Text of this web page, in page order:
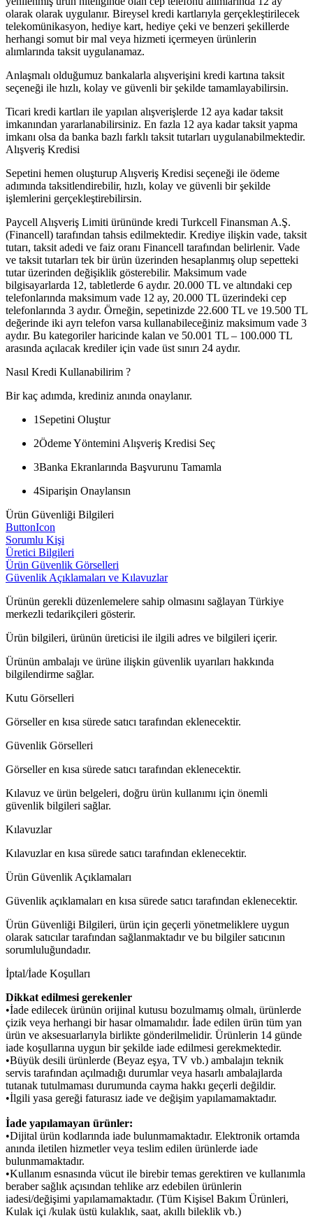
olarak olarak uygulanır. Bireysel kredi kartlarıyla gerçekleştirilecek
telekomünikasyon, hediye kart, hediye çeki ve benzeri şekillerde
herhangi somut bir mal veya hizmeti içermeyen ürünlerin
alımlarında taksit uygulanamaz.
Anlaşmalı olduğumuz bankalarla alışverişini kredi kartına taksit
seçeneği ile hızlı, kolay ve güvenli bir şekilde tamamlayabilirsin.
Ticari kredi kartları ile yapılan alışverişlerde 12 aya kadar taksit
imkanından yararlanabilirsiniz. En fazla 12 aya kadar taksit yapma
imkanı olsa da banka bazlı farklı taksit tutarları uygulanabilmektedir.
Alışveriş Kredisi
Sepetini hemen oluşturup Alışveriş Kredisi seçeneği ile ödeme
adımında taksitlendirebilir, hızlı, kolay ve güvenli bir şekilde
işlemlerini gerçekleştirebilirsin.
Paycell Alışveriş Limiti ürününde kredi Turkcell Finansman A.Ş.
(Financell) tarafından tahsis edilmektedir. Krediye ilişkin vade, taksit
tutarı, taksit adedi ve faiz oranı Financell tarafından belirlenir. Vade
ve taksit tutarları tek bir ürün üzerinden hesaplanmış olup sepetteki
tutar üzerinden değişiklik gösterebilir. Maksimum vade
bilgisayarlarda 12, tabletlerde 6 aydır. 20.000 TL ve altındaki cep
telefonlarında maksimum vade 12 ay, 20.000 TL üzerindeki cep
telefonlarında 3 aydır. Örneğin, sepetinizde 22.600 TL ve 19.500 TL
değerinde iki ayrı telefon varsa kullanabileceğiniz maksimum vade 3
aydır. Bu kategoriler haricinde kalan ve 50.001 TL – 100.000 TL
arasında açılacak krediler için vade üst sınırı 24 aydır.
Nasıl Kredi Kullanabilirim ?
Bir kaç adımda, krediniz anında onaylanır.
1 Sepetini Oluştur
2Ödeme Yöntemini Alışveriş Kredisi Seç
3Banka Ekranlarında Başvurunu Tamamla
4Siparişin Onaylansın
Ürün Güvenliği Bilgileri
ButtonIcon
Sorumlu Kişi
Üretici Bilgileri
Ürün Güvenlik Görselleri
Güvenlik Açıklamaları ve Kılavuzlar
Ürünün gerekli düzenlemelere sahip olmasını sağlayan Türkiye
merkezli tedarikçileri gösterir.
Ürün bilgileri, ürünün üreticisi ile ilgili adres ve bilgileri içerir.
Ürünün ambalajı ve ürüne ilişkin güvenlik uyarıları hakkında
bilgilendirme sağlar.
Kutu Görselleri
Görseller en kısa sürede satıcı tarafından eklenecektir.
Güvenlik Görselleri
Görseller en kısa sürede satıcı tarafından eklenecektir.
Kılavuz ve ürün belgeleri, doğru ürün kullanımı için önemli
güvenlik bilgileri sağlar.
Kılavuzlar
Kılavuzlar en kısa sürede satıcı tarafından eklenecektir.
Ürün Güvenlik Açıklamaları
Güvenlik açıklamaları en kısa sürede satıcı tarafından eklenecektir.
Ürün Güvenliği Bilgileri, ürün için geçerli yönetmeliklere uygun
olarak satıcılar tarafından sağlanmaktadır ve bu bilgiler satıcının
sorumluluğundadır.
İptal/İade Koşulları
Dikkat edilmesi gerekenler
•İade edilecek ürünün orijinal kutusu bozulmamış olmalı, ürünlerde
çizik veya herhangi bir hasar olmamalıdır. İade edilen ürün tüm yan
ürün ve aksesuarlarıyla birlikte gönderilmelidir. Ürünlerin 14 günde
iade koşullarına uygun bir şekilde iade edilmesi gerekmektedir.
•Büyük desili ürünlerde (Beyaz eşya, TV vb.) ambalajın teknik
servis tarafından açılmadığı durumlar veya hasarlı ambalajlarda
tutanak tutulmaması durumunda cayma hakkı geçerli değildir.
•İlgili yasa gereği faturasız iade ve değişim yapılamamaktadır.
İade yapılamayan ürünler:
•Dijital ürün kodlarında iade bulunmamaktadır. Elektronik ortamda
anında iletilen hizmetler veya teslim edilen ürünlerde iade
bulunmamaktadır.
•Kullanım esnasında vücut ile birebir temas gerektiren ve kullanımla
beraber sağlık açısından tehlike arz edebilen ürünlerin
iadesi/değişimi yapılamamaktadır. (Tüm Kişisel Bakım Ürünleri,
Kulak içi /kulak üstü kulaklık, saat, akıllı bileklik vb.)